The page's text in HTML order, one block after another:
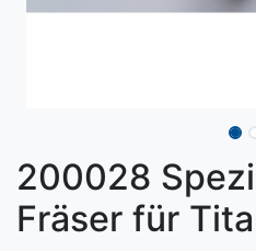
200028
Fräser für